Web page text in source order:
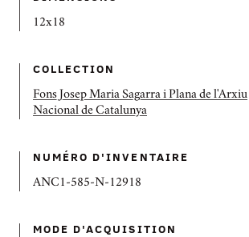
12x18
COLLECTION
Fons Josep Maria Sagarra i Plana de l'Arxiu
Nacional de Catalunya
NUMÉRO D'INVENTAIRE
ANC1-585-N-12918
MODE D'ACQUISITION